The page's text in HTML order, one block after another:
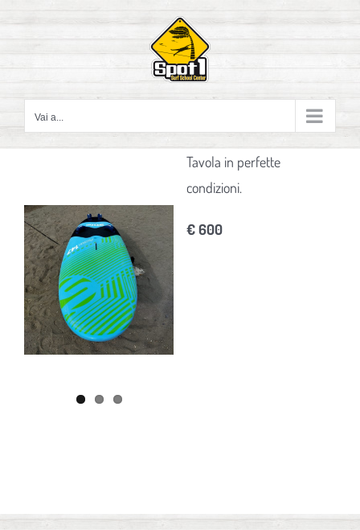
contenuto
Vai a...
View
Larger
Image
Tavola in perfette
condizioni.
€ 600